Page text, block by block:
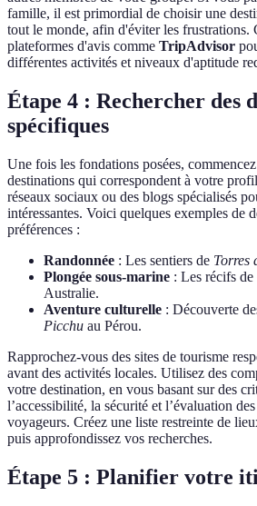
famille, il est primordial de choisir une
tout le monde, afin d'éviter les frustrations.
plateformes d'avis comme TripAdvisor
différentes activités et niveaux d'aptitude
Étape 4 : Rechercher des
spécifiques
Une fois les fondations posées,
destinations qui correspondent à votre
réseaux sociaux ou des blogs spécialisés
intéressantes. Voici quelques exemples de
préférences :
Randonnée : Les sentiers de Torres
Plongée sous-marine : Les récifs de
Australie.
Aventure culturelle : Découverte
Picchu au Pérou.
Rapprochez-vous des sites de tourisme
avant des activités locales. Utilisez des
votre destination, en vous basant sur des
l’accessibilité, la sécurité et l’évaluation
voyageurs. Créez une liste restreinte de
puis approfondissez vos recherches.
Étape 5 : Planifier votre